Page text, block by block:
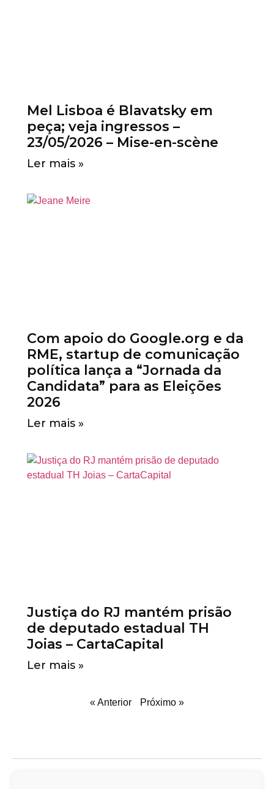
Mel Lisboa é Blavatsky em
peça; veja ingressos –
23/05/2026 – Mise-en-scène
Ler mais »
Com apoio do Google.org e da
RME, startup de comunicação
política lança a “Jornada da
Candidata” para as Eleições
2026
Ler mais »
Justiça do RJ mantém prisão
de deputado estadual TH
Joias – CartaCapital
Ler mais »
« Anterior Próximo »